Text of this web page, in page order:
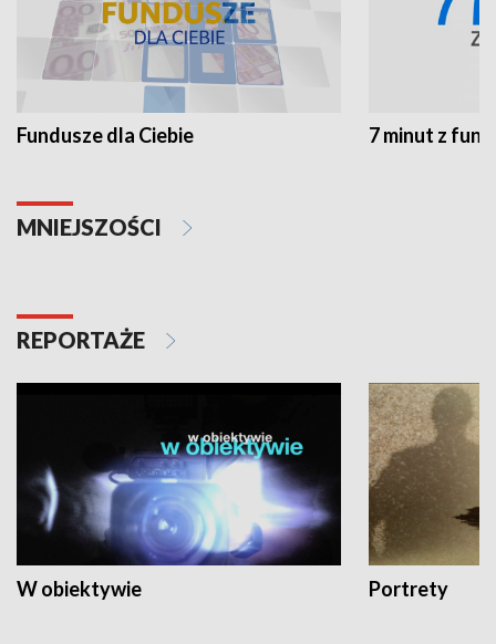
Fundusze dla Ciebie 7 minut z
MNIEJSZOŚCI
REPORTAŻE
W obiektywie Portrety